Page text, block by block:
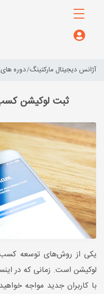
آژانس دیجیتال مارکتینگ دوره
ثبت لوکیشن کسب
یکی از روش‌های توسعه کسب و
لوکیشن است. زمانی که در
با کاربران جدید مواجه